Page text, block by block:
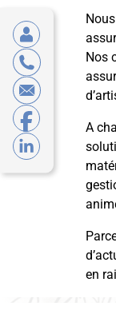
Nos
A
en